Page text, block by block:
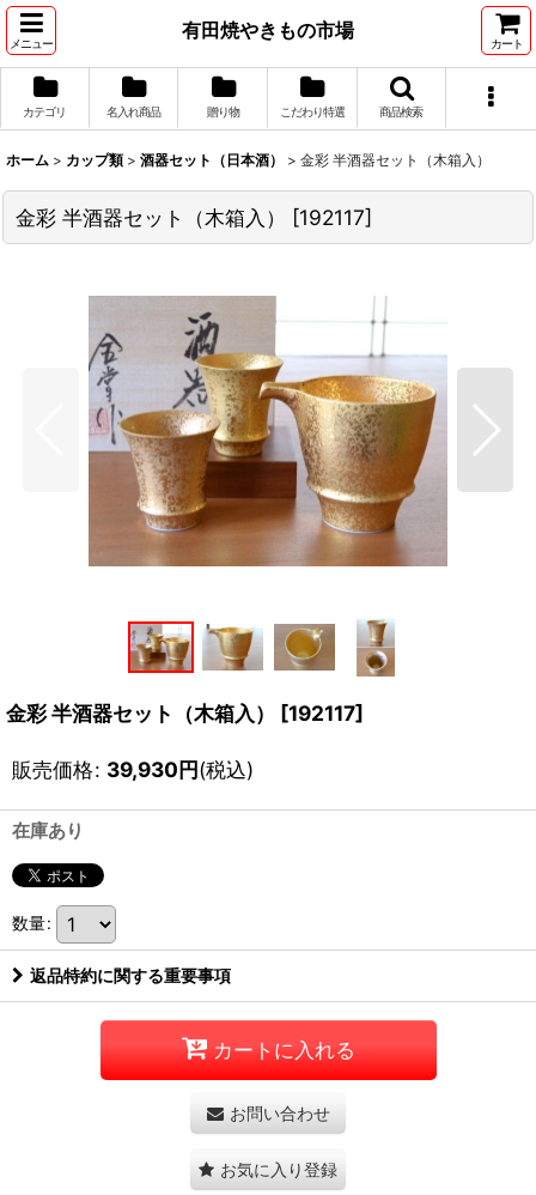
メニュー
有田焼やきもの市場
カート
カテゴリ 名入れ商品 贈り物 こだわり特選 商品検索
ホーム > カップ類 > 酒器セット（日本酒） > 金彩 半酒器セット（木箱入）
金彩 半酒器セット（木箱入） [192117]
金彩 半酒器セット（木箱入） [192117]
販売価格: 39,930円(税込)
在庫あり
数量:
返品特約に関する重要事項
カートに入れる
お問い合わせ
お気に入り登録